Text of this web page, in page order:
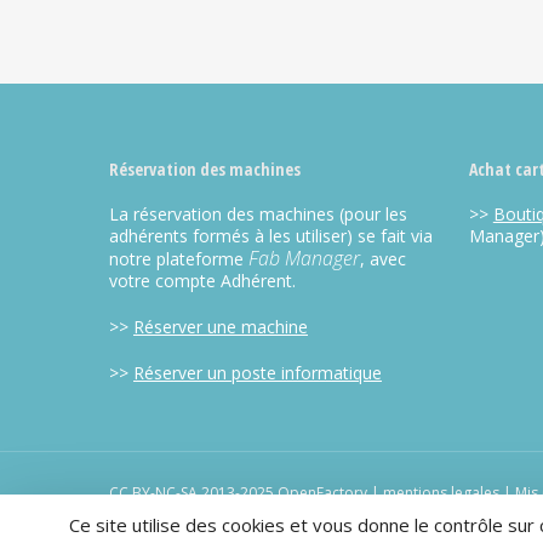
Ce site utilise des cookies et vous donne le contrôle
Réservation des machines
La réservation des machines (pour les
adhérents formés à les utiliser) se fait via
notre plateforme Fab Manager, avec
votre compte Adhérent.
>> Réserver une machine
>> Réserver un poste informatique
Achat
>>
Manager)
CC BY-NC-SA 2013-2025 OpenFactory |mentions legales| Mis
Openscop